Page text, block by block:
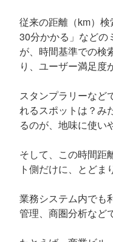
従来の距離（km）
30分かかる」などの
が、時間基準での検
り、ユーザー満足度
スタンプラリーなど
れるスポットは？み
るのが、地味に使い
そして、この時間距
ト側だけに、とどま
業務システム内でも
管理、商圏分析など